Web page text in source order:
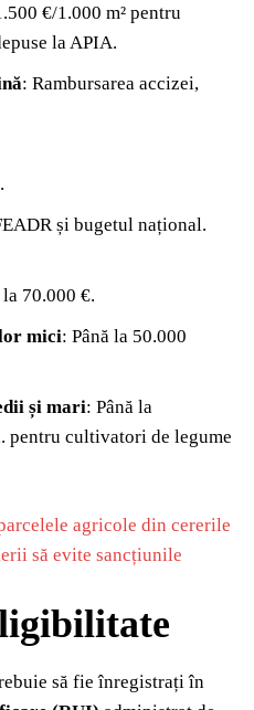
€/1.000 m² pentru
la APIA.
: Rambursarea accizei,
și bugetul național.
la 70.000 €.
mici: Până la 50.000
și mari: Până la
pentru cultivatori de legume
agricole din cererile
să evite sancțiunile
să fie înregistrați în